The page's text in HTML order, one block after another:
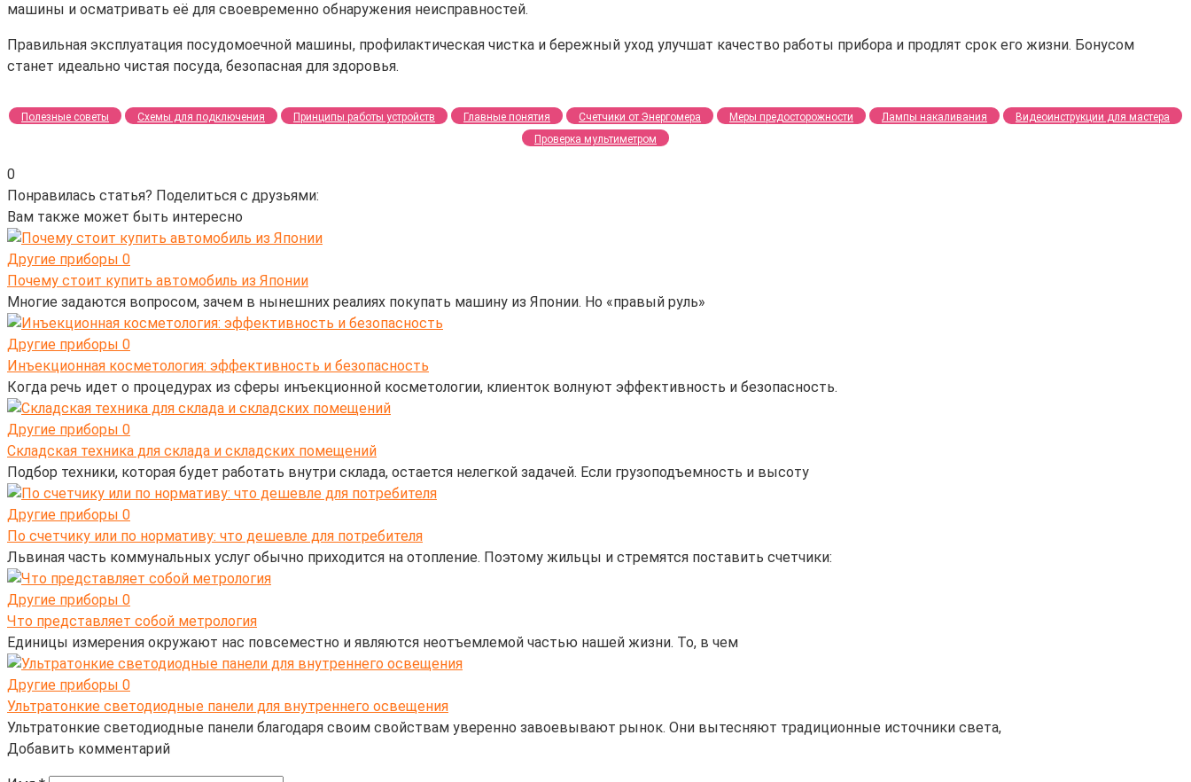
машины и осматривать её для своевременно обнаружения неисправностей.
Правильная эксплуатация посудомоечной машины, профилактическая чистка и бережный уход улучшат качество работы прибора и продлят срок его жизни. Бонусом
станет идеально чистая посуда, безопасная для здоровья.
Полезные советы Схемы для подключения Принципы работы устройств Главные понятия Счетчики от Энергомера Меры предосторожности Лампы накаливания
Видеоинструкции для мастера
Проверка мультиметром
0
Понравилась статья? Поделиться с друзьями:
Вам также может быть интересно
Другие приборы 0
Почему стоит купить автомобиль из Японии
Многие задаются вопросом, зачем в нынешних реалиях покупать машину из Японии. Но «правый руль»
Другие приборы 0
Инъекционная косметология: эффективность и безопасность
Когда речь идет о процедурах из сферы инъекционной косметологии, клиенток волнуют эффективность и безопасность.
Другие приборы 0
Складская техника для склада и складских помещений
Подбор техники, которая будет работать внутри склада, остается нелегкой задачей. Если грузоподъемность и высоту
Другие приборы 0
По счетчику или по нормативу: что дешевле для потребителя
Львиная часть коммунальных услуг обычно приходится на отопление. Поэтому жильцы и стремятся поставить счетчики:
Другие приборы 0
Что представляет собой метрология
Единицы измерения окружают нас повсеместно и являются неотъемлемой частью нашей жизни. То, в чем
Другие приборы 0
Ультратонкие светодиодные панели для внутреннего освещения
Ультратонкие светодиодные панели благодаря своим свойствам уверенно завоевывают рынок. Они вытесняют традиционные источники света,
Добавить комментарий